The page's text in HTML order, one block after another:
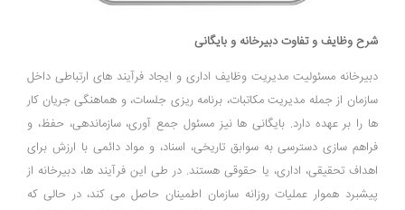
شرح وظایف و تفاوت دبیرخانه و بایگانی
دبیرخانه مسئولیت مدیریت وظایف اداری و ایجاد فرآیند های ارتباطی داخل
سازمان از جمله مدیریت مکاتبات، برنامه ‌ریزی جلسات، و هماهنگی جریان کار
ها را بر عهده دارد. بایگانی ‌ها نیز مسئول جمع‌ آوری، سازماندهی، حفظ، و
فراهم ‌سازی دسترسی به سوابق تاریخی، اسناد، و مواد دائمی با ارزش برای
اهداف تحقیقی، اداری، یا حقوقی هستند. در طی این فرآیند ها، دبیرخانه از
پیشبرد هموار عملیات روزانه سازمان اطمینان حاصل می ‌کند، در حالی که